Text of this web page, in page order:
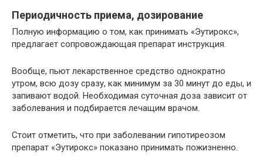
Периодичность приема, дозирование
Полную информацию о том, как принимать «Эутирокс»,
предлагает сопровождающая препарат инструкция.
Вообще, пьют лекарственное средство однократно
утром, всю дозу сразу, как минимум за 30 минут до еды, и
запивают водой. Необходимая суточная доза зависит от
заболевания и подбирается лечащим врачом.
Стоит отметить, что при заболевании гипотиреозом
препарат «Эутирокс» показано принимать пожизненно.